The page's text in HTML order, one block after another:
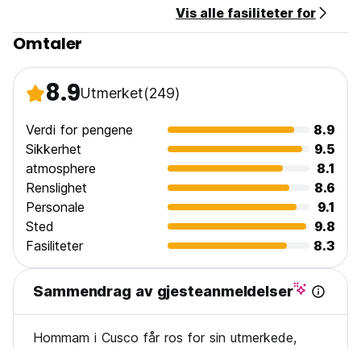
Vis alle fasiliteter for
Omtaler
8.9Utmerket(249)
Verdi for pengene
8.9
Sikkerhet
9.5
atmosphere
8.1
Renslighet
8.6
Personale
9.1
Sted
9.8
Fasiliteter
8.3
Sammendrag av gjesteanmeldelser
Hommam i Cusco får ros for sin utmerkede,